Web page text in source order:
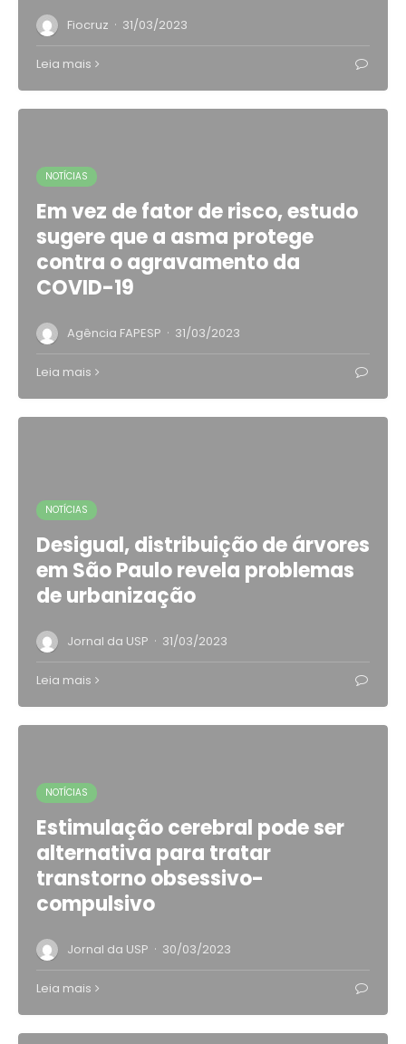
Fiocruz · 31/03/2023
Leia mais
NOTÍCIAS
Em vez de fator de risco, estudo
sugere que a asma protege
contra o agravamento da
COVID-19
Agência FAPESP · 31/03/2023
Leia mais
NOTÍCIAS
Desigual, distribuição de árvores
em São Paulo revela problemas
de urbanização
Jornal da USP · 31/03/2023
Leia mais
NOTÍCIAS
Estimulação cerebral pode ser
alternativa para tratar
transtorno obsessivo-
compulsivo
Jornal da USP · 30/03/2023
Leia mais